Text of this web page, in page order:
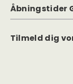
Åbningstider
Tilmeld dig